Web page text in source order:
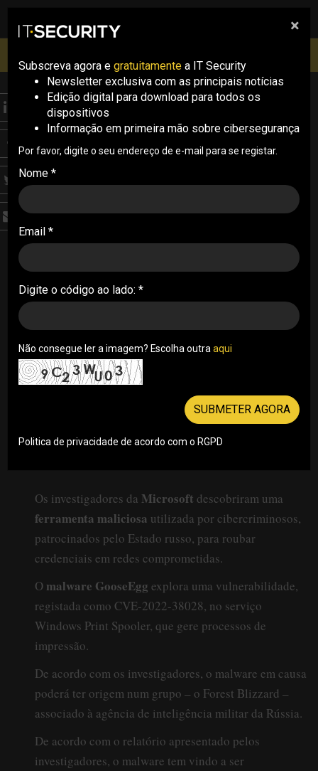
pesquisa
Inscrições abertas
THREATS
Microsoft descobre
ferramenta de malware
com ligações à Rússia
O malware GooseEgg, que tem vindo a ser
implementado desde junho de 2020, explora
uma vulnerabilidade no serviço Windows Print
24/04/2024
Os investigadores da Microsoft descobriram uma
ferramenta maliciosa utilizada por cibercriminosos,
patrocinados pelo Estado russo, para roubar
credenciais em redes comprometidas.
O malware GooseEgg explora uma vulnerabilidade,
registada como CVE-2022-38028, no serviço
Windows Print Spooler, que gere processos de
impressão.
De acordo com os investigadores, o malware em causa
poderá ter origem num grupo – o Forest Blizzard –
associado à agência de inteligência militar da Rússia.
De acordo com o relatório apresentado pelos
investigadores, o malware tem vindo a ser
×
Subscreva agora e gratuitamente a IT Security
Newsletter exclusiva com as principais notícias
Edição digital para download para todos os
dispositivos
Informação em primeira mão sobre cibersegurança
Por favor, digite o seu endereço de e-mail para se registar.
Nome *
Email *
Digite o código ao lado: *
Não consegue ler a imagem? Escolha outra aqui
SUBMETER AGORA
Politica de privacidade de acordo com o RGPD